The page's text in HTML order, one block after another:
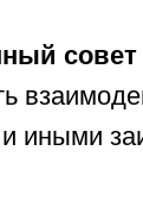
совет
иными